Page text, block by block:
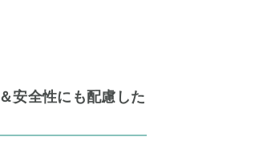
安全性にも配慮した